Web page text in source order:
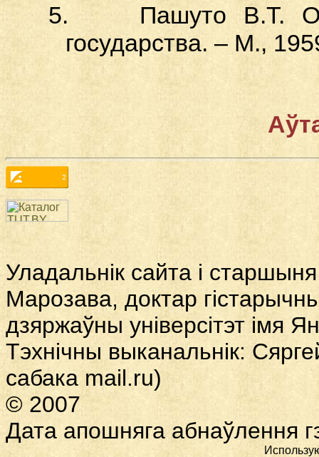
5.
Пашуто В.Т.
государства. – М.,
Уладальнік сайта і
Марозава, доктар
дзяржаўны універсітэт імя
Тэхнічны выканальнік:
сабака mail.ru)
© 2007
Дата апошняга абнаўлення